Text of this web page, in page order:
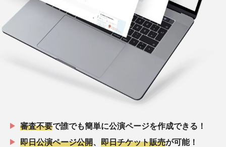
審査不要で誰でも簡単に公演ページを作成できる！
即日公演ページ公開
即日チケット販売が可能！